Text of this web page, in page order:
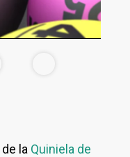
de la Quiniela de